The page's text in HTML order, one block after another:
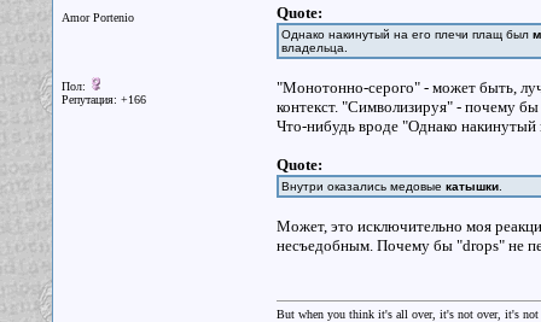
Amor Portenio
Пол:
Репутация: +166
Quote:
Однако накинутый на его плечи плащ был
владельца.
"Монотонно-серого" - может быть,
контекст. "Символизируя" - почему
Что-нибудь вроде "Однако
Quote:
Внутри оказались медовые катышки.
Может, это исключительно моя
несъедобным. Почему бы "drops" не
But when you think it's all over, it's not over, it's not